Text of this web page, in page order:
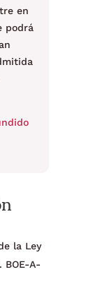
en
podrá
la Ley
BOE-A-